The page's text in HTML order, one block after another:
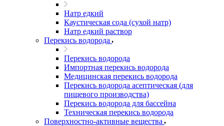
Натр едкий
Каустическая сода (сухой натр)
Натр едкий раствор
Перекись водорода
Перекись водорода
Импортная перекись водорода
Медицинская перекись водорода
Перекись водорода асептическая (для
пищевого производства)
Перекись водорода для бассейна
Техническая перекись водорода
Поверхностно-активные вещества